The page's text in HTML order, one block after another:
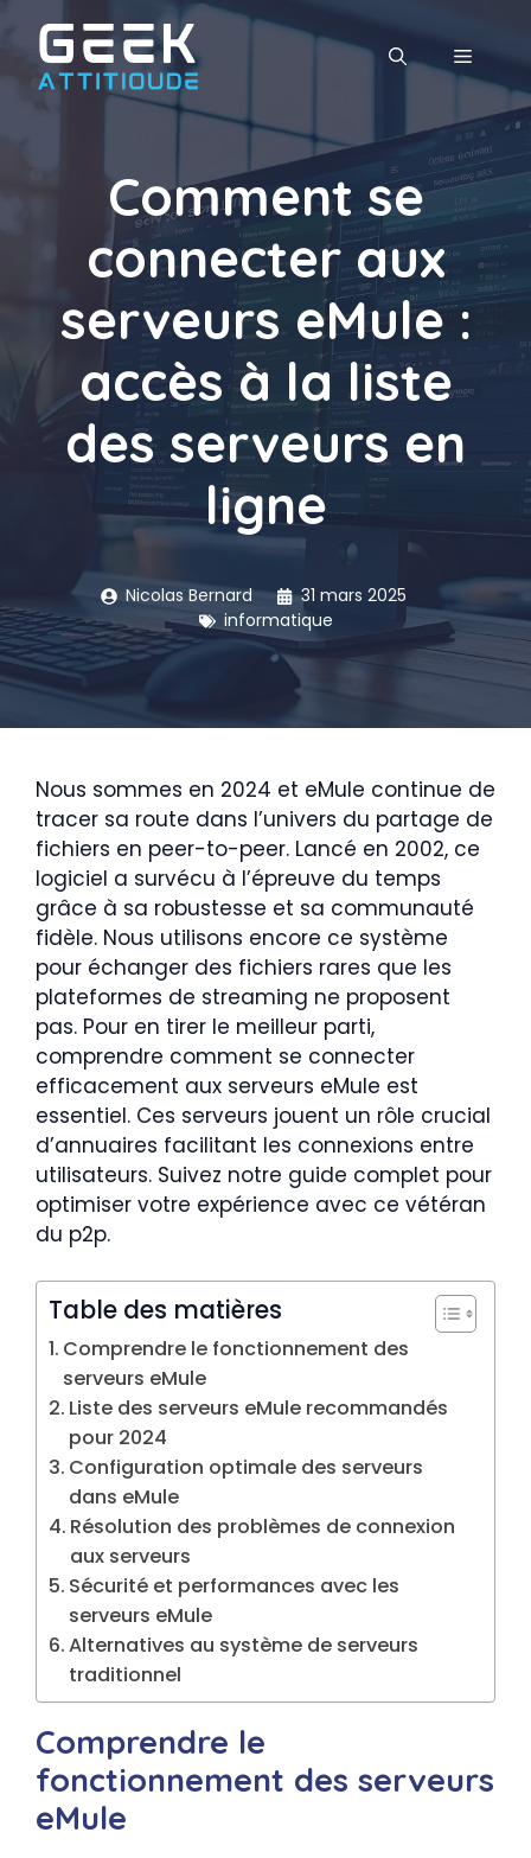
contenu
MENU
Comment se
connecter aux
serveurs eMule :
accès à la liste
des serveurs en
ligne
Nicolas Bernard
31 mars 2025
informatique
Nous sommes en 2024 et eMule continue de
tracer sa route dans l’univers du partage de
fichiers en peer-to-peer. Lancé en 2002, ce
logiciel a survécu à l’épreuve du temps
grâce à sa robustesse et sa communauté
fidèle. Nous utilisons encore ce système
pour échanger des fichiers rares que les
plateformes de streaming ne proposent
pas. Pour en tirer le meilleur parti,
comprendre comment se connecter
efficacement aux serveurs eMule est
essentiel. Ces serveurs jouent un rôle crucial
d’annuaires facilitant les connexions entre
utilisateurs. Suivez notre guide complet pour
optimiser votre expérience avec ce vétéran
du p2p.
Table des matières
Comprendre le fonctionnement des
serveurs eMule
Liste des serveurs eMule recommandés
pour 2024
Configuration optimale des serveurs
dans eMule
Résolution des problèmes de connexion
aux serveurs
Sécurité et performances avec les
serveurs eMule
Alternatives au système de serveurs
traditionnel
Comprendre le
fonctionnement des serveurs
eMule